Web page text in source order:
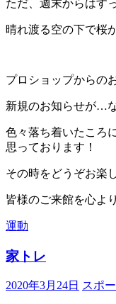
ただ、週末からはす
晴れ渡る空の下で桜
プロショップからの
新規のお知らせが…
色々落ち着いたころ
思っております！
その時をどうぞお楽
皆様のご来館を心よ
運動
家トレ
2020年3月24日 スポ